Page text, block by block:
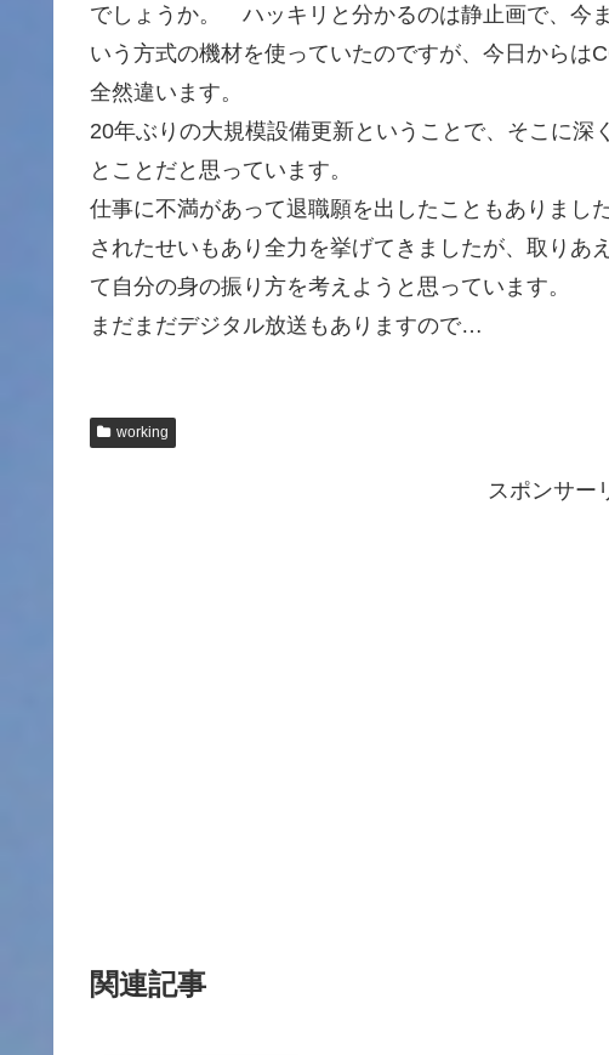
でしょうか。 ハッキリと分かるのは静止画で、今
いう方式の機材を使っていたのですが、今日からは
全然違います。
20年ぶりの大規模設備更新ということで、そこに
とことだと思っています。
仕事に不満があって退職願を出したこともありまし
されたせいもあり全力を挙げてきましたが、取りあ
て自分の身の振り方を考えようと思っています。
まだまだデジタル放送もありますので…
working
スポンサー
関連記事